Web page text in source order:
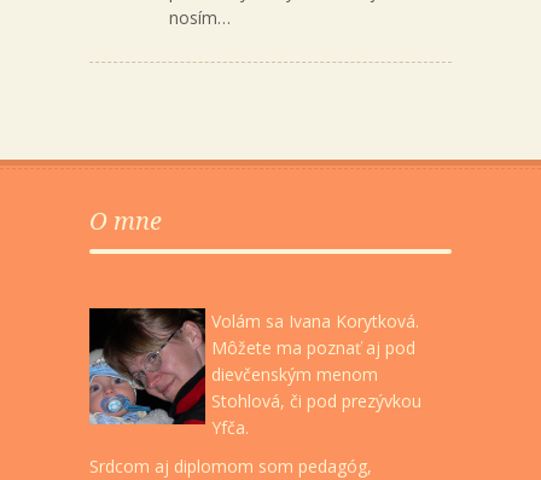
nosím…
O mne
Volám sa Ivana Korytková.
Môžete ma poznať aj pod
dievčenským menom
Stohlová, či pod prezývkou
Yfča.
Srdcom aj diplomom som pedagóg,